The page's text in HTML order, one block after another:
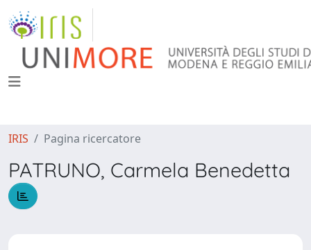
IRIS Pagina ricercatore
PATRUNO, Carmela Benedetta